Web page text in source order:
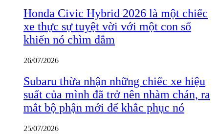
Honda Civic Hybrid 2026 là một chiếc
xe thực sự tuyệt vời với một con số
khiến nó chìm đắm
26/07/2026
Subaru thừa nhận những chiếc xe hiệu
suất của mình đã trở nên nhàm chán, ra
mắt bộ phận mới để khắc phục nó
25/07/2026